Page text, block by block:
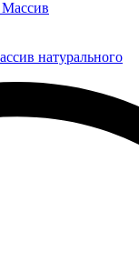
натурального